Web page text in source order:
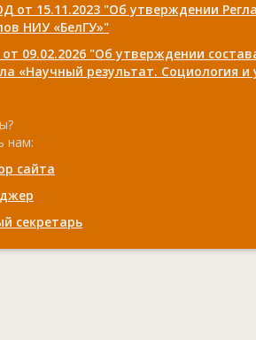
от 15.11.2023 "Об утверждении
НИУ «БелГУ»"
09.02.2026 "Об утверждении
«Научный результат. Социология и
нам:
сайта
cекретарь